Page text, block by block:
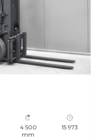
4 500
mm
15 973